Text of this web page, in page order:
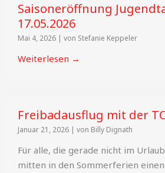
Saisoneröffnung
17.05.2026
Mai 4, 2026 | von Stefanie Keppeler
Weiterlesen →
Freibadausflug mit der
Januar 21, 2026 | von Billy Dignath
Für alle, die gerade nicht im
mitten in den Sommerferien einen